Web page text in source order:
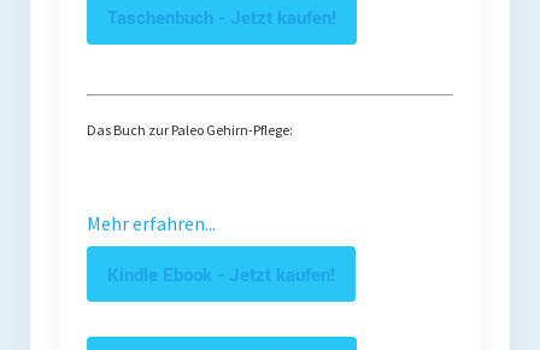
Taschenbuch - Jetzt kaufen!
Das Buch zur Paleo Gehirn-Pflege:
Mehr erfahren...
Kindle Ebook - Jetzt kaufen!